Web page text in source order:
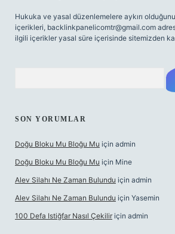
Hukuka ve yasal düzenlemelere aykırı
içerikleri, backlinkpanelicomtr@gmail.com
ilgili içerikler yasal süre içerisinde sitemizden
SON YORUMLAR
Doğu Bloku Mu Bloğu Mu için admin
Doğu Bloku Mu Bloğu Mu için Mine
Alev Silahı Ne Zaman Bulundu için admin
Alev Silahı Ne Zaman Bulundu için Yasemin
100 Defa Istiğfar Nasıl Çekilir için admin